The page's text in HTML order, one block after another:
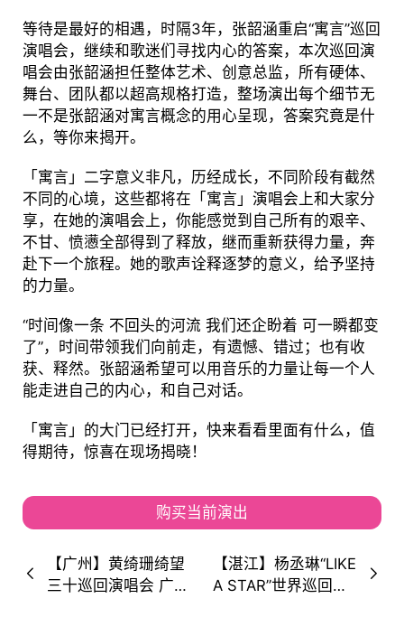
等待是最好的相遇，时隔3年，张韶涵重启“寓言”巡回
演唱会，继续和歌迷们寻找内心的答案，本次巡回演
唱会由张韶涵担任整体艺术、创意总监，所有硬体、
舞台、团队都以超高规格打造，整场演出每个细节无
一不是张韶涵对寓言概念的用心呈现，答案究竟是什
么，等你来揭开。
「寓言」二字意义非凡，历经成长，不同阶段有截然
不同的心境，这些都将在「寓言」演唱会上和大家分
享，在她的演唱会上，你能感觉到自己所有的艰辛、
不甘、愤懑全部得到了释放，继而重新获得力量，奔
赴下一个旅程。她的歌声诠释逐梦的意义，给予坚持
的力量。
“时间像一条 不回头的河流 我们还企盼着 可一瞬都变
了”，时间带领我们向前走，有遗憾、错过；也有收
获、释然。张韶涵希望可以用音乐的力量让每一个人
能走进自己的内心，和自己对话。
「寓言」的大门已经打开，快来看看里面有什么，值
得期待，惊喜在现场揭晓！
购买当前演出
【广州】黄绮珊绮望
三十巡回演唱会 广州
【湛江】杨丞琳“LIKE
A STAR”世界巡回演